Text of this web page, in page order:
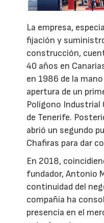
La empresa,
fijación y
construcción,
40 años en
en 1986 de la
apertura de un
Polígono Industrial
de Tenerife.
abrió un segundo
Chafiras para dar
En 2018,
fundador, Antonio
continuidad del
compañía ha
presencia en el